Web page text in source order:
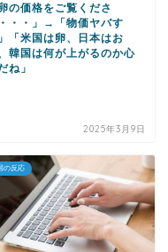
の価格をご覧くださ
・・」→「物価ヤバす
「米国は卵、日本はお
韓国は何が上がるのか心
ね」
2025年3月9日
の反応